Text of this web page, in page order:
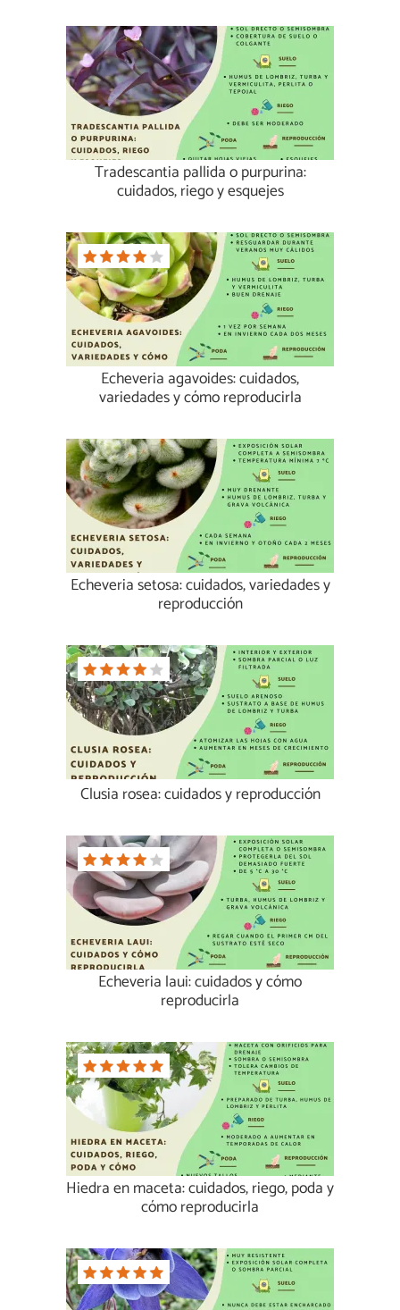
Tradescantia pallida o purpurina:
cuidados, riego y esquejes
Echeveria agavoides: cuidados,
variedades y cómo reproducirla
Echeveria setosa: cuidados, variedades y
reproducción
Clusia rosea: cuidados y reproducción
Echeveria laui: cuidados y cómo
reproducirla
Hiedra en maceta: cuidados, riego, poda y
cómo reproducirla